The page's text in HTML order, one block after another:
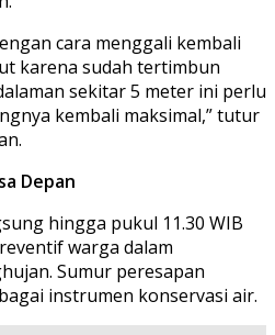
cara menggali kembali
karena sudah tertimbun
sekitar 5 meter ini perlu
kembali maksimal,” tutur
Depan
hingga pukul 11.30 WIB
warga dalam
Sumur peresapan
instrumen konservasi air.